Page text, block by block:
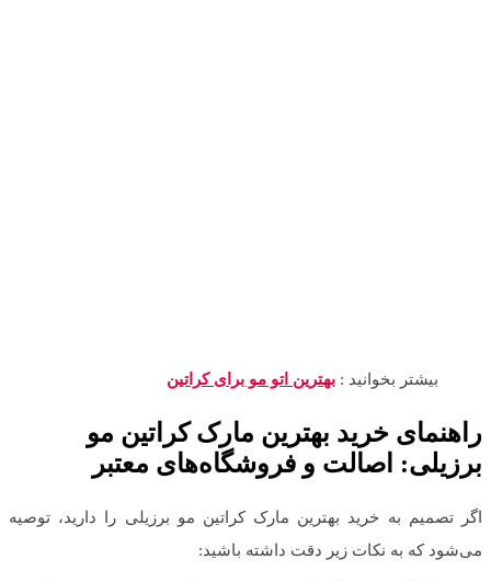
بیشتر بخوانید : بهترین اتو مو برای کراتین
راهنمای خرید بهترین مارک کراتین مو
برزیلی: اصالت و فروشگاه‌های معتبر
اگر تصمیم به خرید بهترین مارک کراتین مو برزیلی را دارید، توصیه
می‌شود که به نکات زیر دقت داشته باشید: